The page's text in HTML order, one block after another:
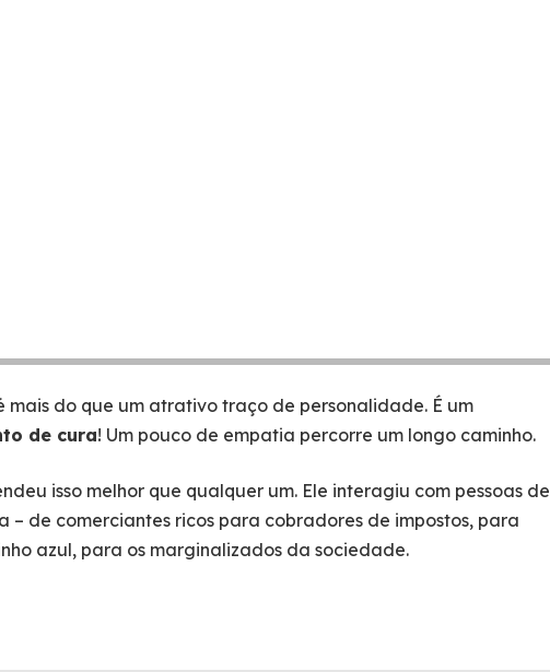
mais do que um atrativo traço de personalidade. É um
de cura! Um pouco de empatia percorre um longo caminho.
isso melhor que qualquer um. Ele interagiu com pessoas de
– de comerciantes ricos para cobradores de impostos, para
azul, para os marginalizados da sociedade.